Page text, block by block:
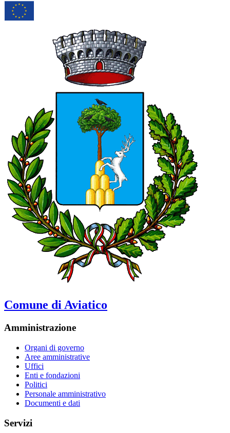
Comune di Aviatico
Amministrazione
Organi di governo
Aree amministrative
Uffici
Enti e fondazioni
Politici
Personale amministrativo
Documenti e dati
Servizi